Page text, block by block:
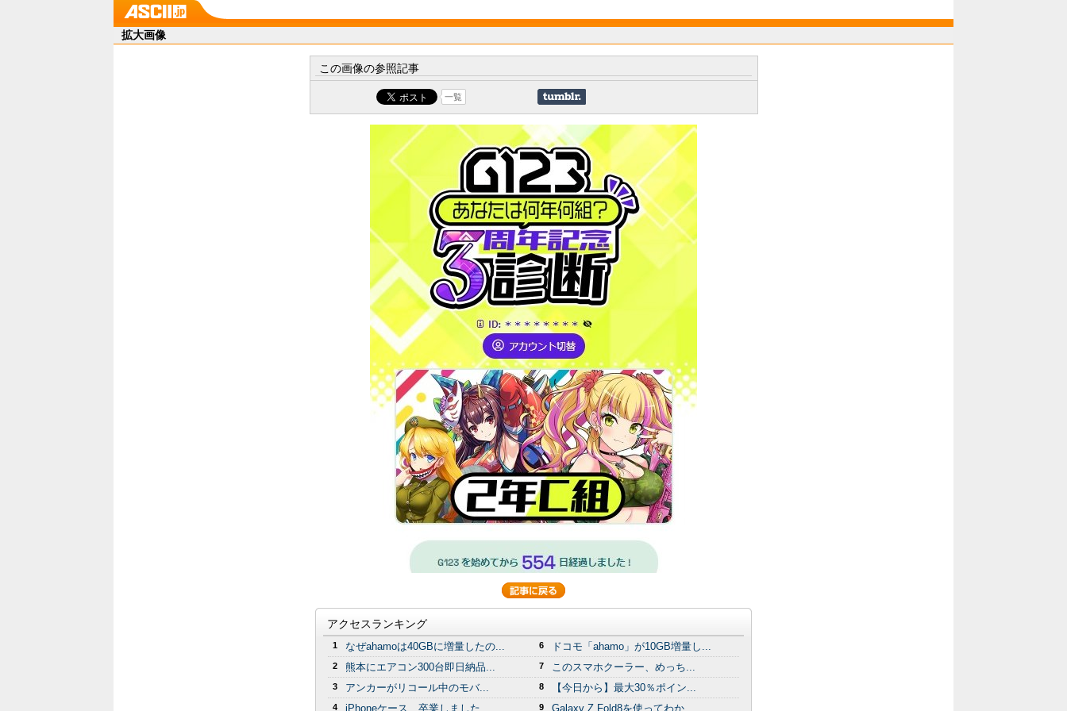
拡大画像
この画像の参照記事
一覧
アクセスランキング
1 なぜahamoは40GBに増量したの...
2 熊本にエアコン300台即日納品...
3 アンカーがリコール中のモバ...
4 iPhoneケース、卒業しました...
6 ドコモ「ahamo」が10GB増量し...
7 このスマホクーラー、めっち...
8 【今日から】最大30％ポイン...
9 Galaxy Z Fold8を使ってわか...